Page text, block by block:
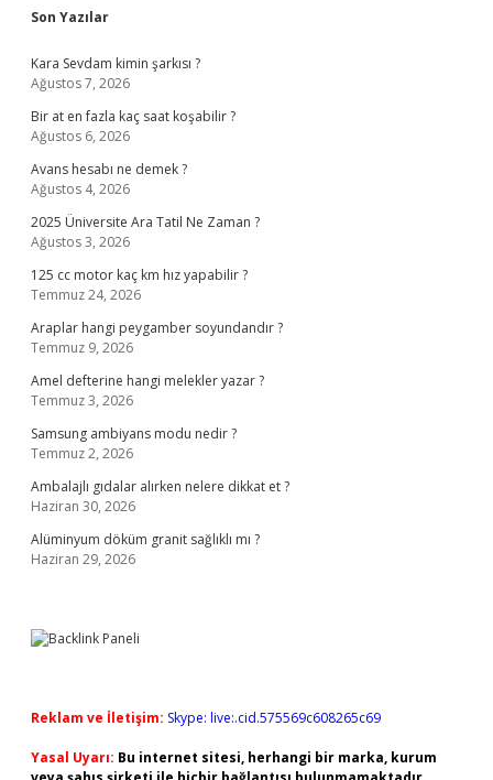
Sidebar
Son Yazılar
Kara Sevdam kimin şarkısı ?
Ağustos 7, 2026
Bir at en fazla kaç saat koşabilir ?
Ağustos 6, 2026
Avans hesabı ne demek ?
Ağustos 4, 2026
2025 Üniversite Ara Tatil Ne Zaman ?
Ağustos 3, 2026
125 cc motor kaç km hız yapabilir ?
Temmuz 24, 2026
Araplar hangi peygamber soyundandır ?
Temmuz 9, 2026
Amel defterine hangi melekler yazar ?
Temmuz 3, 2026
Samsung ambiyans modu nedir ?
Temmuz 2, 2026
Ambalajlı gıdalar alırken nelere dikkat et ?
Haziran 30, 2026
Alüminyum döküm granit sağlıklı mı ?
Haziran 29, 2026
Reklam ve İletişim: Skype: live:.cid.575569c608265c69
Yasal Uyarı: Bu internet sitesi, herhangi bir marka, kurum